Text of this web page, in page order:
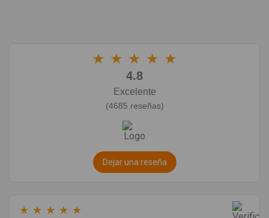
★ ★ ★ ★ ★
4.8
Excelente
(4685 reseñas)
Dejar una reseña
★ ★ ★ ★ ★